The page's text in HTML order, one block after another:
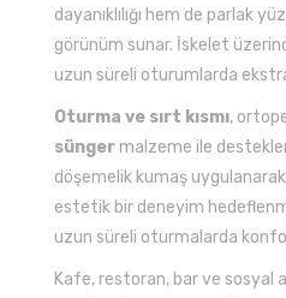
dayanıklılığı hem de parlak
görünüm sunar. İskelet
uzun süreli oturumlarda
Oturma ve sırt kısmı,
sünger malzeme ile
döşemelik kumaş
estetik bir deneyim
uzun süreli oturmalarda
Kafe, restoran, bar ve sosyal